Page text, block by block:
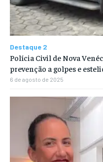
Destaque 2
Polícia Civil de Nova
prevenção a golpes e
6 de agosto de 2025